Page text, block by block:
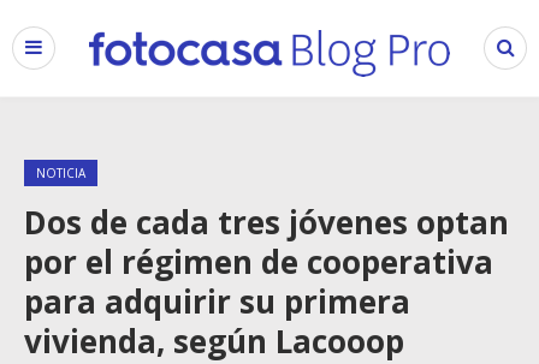
NOTICIA
Dos de cada tres jóvenes optan
por el régimen de cooperativa
para adquirir su primera
vivienda, según Lacooop